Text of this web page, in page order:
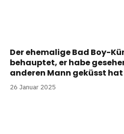
Der ehemalige Bad Boy-
behauptet, er habe
anderen Mann geküsst hat
26 Januar 2025